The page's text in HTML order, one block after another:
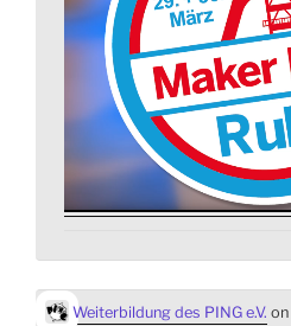
Weiterbildung des PING e.V. on